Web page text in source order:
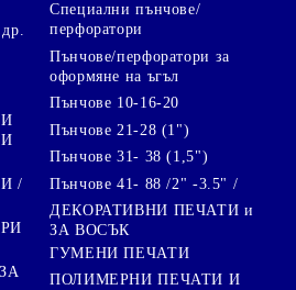
/
Специални пънчове/
перфоратори
Пънчове/перфоратори за
оформяне на ъгъл
Пънчове 10-16-20
Пънчове 21-28 (1")
Пънчове 31- 38 (1,5")
Пънчове 41- 88 /2" -3.5" /
ДЕКОРАТИВНИ ПЕЧАТИ и
ЗА ВОСЪК
ГУМЕНИ ПЕЧАТИ
ПОЛИМЕРНИ ПЕЧАТИ И